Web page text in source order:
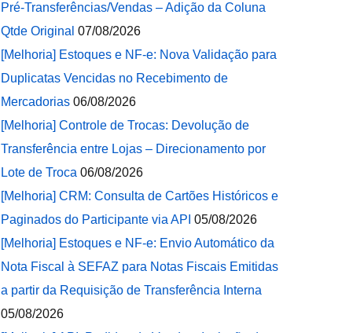
Pré-Transferências/Vendas – Adição da Coluna
Qtde Original 07/08/2026
[Melhoria] Estoques e NF-e: Nova Validação para
Duplicatas Vencidas no Recebimento de
Mercadorias 06/08/2026
[Melhoria] Controle de Trocas: Devolução de
Transferência entre Lojas – Direcionamento por
Lote de Troca 06/08/2026
[Melhoria] CRM: Consulta de Cartões Históricos e
Paginados do Participante via API 05/08/2026
[Melhoria] Estoques e NF-e: Envio Automático da
Nota Fiscal à SEFAZ para Notas Fiscais Emitidas
a partir da Requisição de Transferência Interna
05/08/2026